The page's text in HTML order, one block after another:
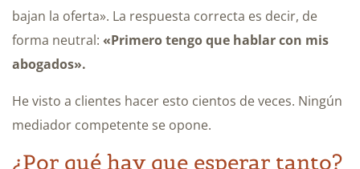
bajan la oferta». La respuesta correcta es decir, de
forma neutral: «Primero tengo que hablar con mis
abogados».
He visto a clientes hacer esto cientos de veces. Ningún
mediador competente se opone.
¿Por qué hay que esperar tanto?